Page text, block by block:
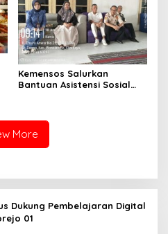
Kemensos Salurkan
Bantuan Asistensi Sosial
More
Dukung Pembelajaran Digital
01